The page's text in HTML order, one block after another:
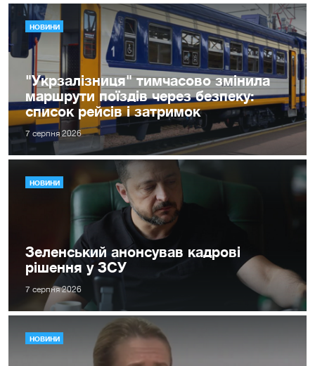
НОВИНИ
"Укрзалізниця" тимчасово змінила
маршрути поїздів через безпеку:
список рейсів і затримок
7 серпня 2026
НОВИНИ
Зеленський анонсував кадрові
рішення у ЗСУ
7 серпня 2026
НОВИНИ